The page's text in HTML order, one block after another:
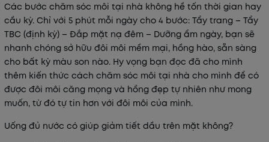
Các bước chăm sóc môi tại nhà không hề tốn thời gian hay
cầu kỳ. Chỉ với 5 phút mỗi ngày cho 4 bước: Tẩy trang – Tẩy
TBC (định kỳ) – Đắp mặt nạ đêm – Dưỡng ẩm ngày, bạn sẽ
nhanh chóng sở hữu đôi môi mềm mại, hồng hào, sẵn sàng
cho bất kỳ màu son nào. Hy vọng bạn đọc đã cho mình
thêm kiến thức cách chăm sóc môi tại nhà cho mình để có
được đôi môi căng mọng và hồng đẹp tự nhiên như mong
muốn, từ đó tự tin hơn với đôi môi của mình.
Uống đủ nước có giúp giảm tiết dầu trên mặt không?